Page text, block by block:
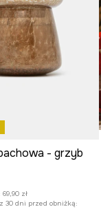
- grzyb
69,90 zł
30 dni przed obniżką: